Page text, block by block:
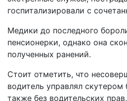
госпитализировали с
Медики до последного
пенсионерки, однако она
полученных ранений.
Стоит отметить, что
водитель управлял
также без водительских